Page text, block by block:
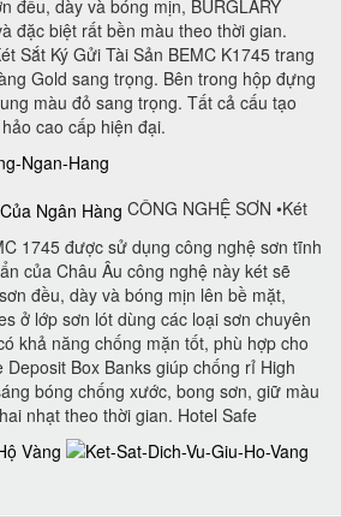
đều, dày và bóng mịn, BURGLARY
đặc biệt rất bền màu theo thời gian.
Sắt Ký Gửi Tài Sản BEMC K1745 trang
Gold sang trọng. Bên trong hộp đựng
màu đỏ sang trọng. Tất cả cấu tạo
cao cấp hiện đại.
CÔNG NGHỆ SƠN •Két
1745 được sử dụng công nghệ sơn tĩnh
của Châu Âu công nghệ này két sẽ
đều, dày và bóng mịn lên bề mặt,
ở lớp sơn lót dùng các loại sơn chuyên
khả năng chống mặn tốt, phù hợp cho
Box Banks‎ giúp chống rỉ High
bóng chống xước, bong sơn, giữ màu
nhạt theo thời gian. Hotel Safe